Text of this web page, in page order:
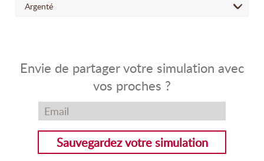
Argenté
Envie de partager votre simulation avec
vos proches ?
Sauvegardez votre simulation